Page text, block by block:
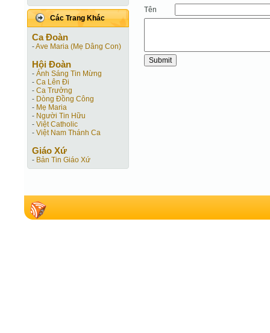
Các Trang Khác
Ca Ðoàn
-Ave Maria (Mẹ Dâng Con)
Hội Ðoàn
- Ánh Sáng Tin Mừng
- Ca Lên Đi
- Ca Trưởng
- Dòng Đồng Công
- Mẹ Maria
- Người Tin Hữu
- Việt Catholic
- Việt Nam Thánh Ca
Giáo Xứ
- Bản Tin Giáo Xứ
Tên